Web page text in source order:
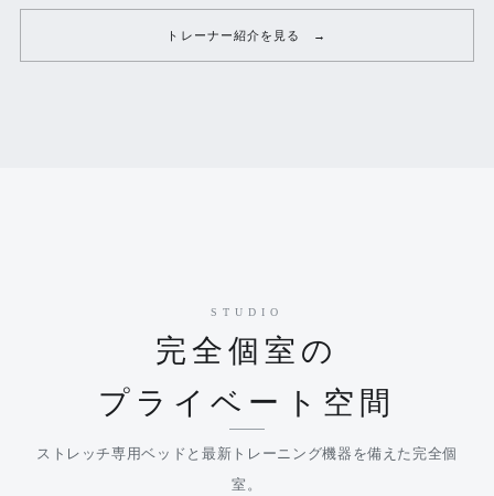
トレーナー紹介を見る
STUDIO
完全個室の
プライベート空間
ストレッチ専用ベッドと最新トレーニング機器を備えた完全個
室。